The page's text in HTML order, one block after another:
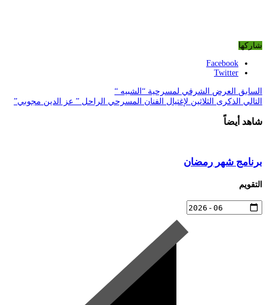
شاركها
Facebook
Twitter
السابق العرض الشرفي لمسرحية “الشبيه “
التالي الذكرى الثلاثين لإغتيال الفنان المسرحي الراحل ” عز الدين مجوبي”
شاهد أيضاً
برنامج شهر رمضان
التقويم